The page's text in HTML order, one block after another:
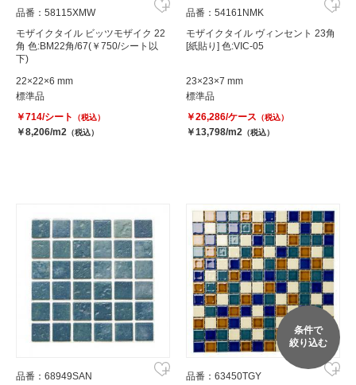
品番：58115XMW
モザイクタイル ビッツモザイク 22
角 色:BM22角/67(￥750/シート以
下)
22×22×6 mm
標準品
￥714/シート
（税込）
￥8,206/m2 （税込）
品番：54161NMK
モザイクタイル ヴィンセント 23角
[紙貼り] 色:VIC-05
23×23×7 mm
標準品
￥26,286/ケース （税込）
￥13,798/m2 （税込）
品番：68949SAN 品番：63450TGY
条件で
絞り込む